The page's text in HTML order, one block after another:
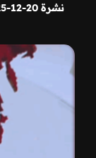
نشرة 20-12-2025